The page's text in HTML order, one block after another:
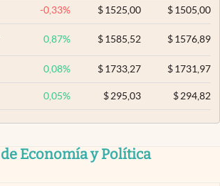
-0,33% $ 1525,00 $1505,00
0,87% $ 1585,52 $1576,89
0,08% $ 1733,27 $1731,97
0,05% $ 295,03 $294,82
Economía y Política